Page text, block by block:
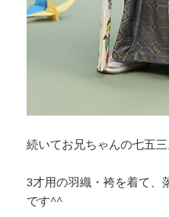
続いてお兄ちゃんの七五三
3才用の羽織・袴を着て、
です^^